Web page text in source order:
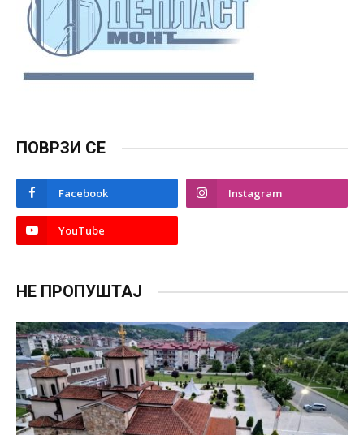
ПОВРЗИ СЕ
Facebook Instagram
YouTube
НЕ ПРОПУШТАЈ